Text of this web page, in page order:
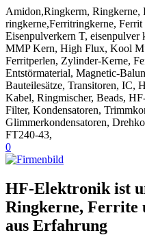
Amidon,Ringkerm, Ringkerne,
ringkerne,Ferritringkerne,
Eisenpulverkern T, eisenpulver
MMP Kern, High Flux, Kool
Ferritperlen, Zylinder-Kerne,
Entstörmaterial, Magnetic-
Bauteilesätze, Transitoren, IC,
Kabel, Ringmischer, Beads,
Filter, Kondensatoren,
Glimmerkondensatoren,
FT240-43,
0
HF-Elektronik ist
Ringkerne, Ferrite
aus Erfahrung